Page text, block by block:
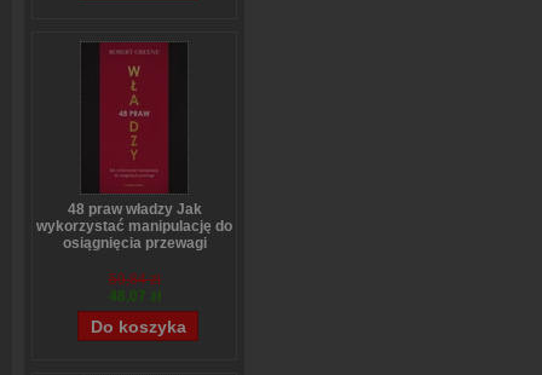
48 praw władzy Jak
wykorzystać manipulację do
osiągnięcia przewagi
59,84 zł
48,07 zł